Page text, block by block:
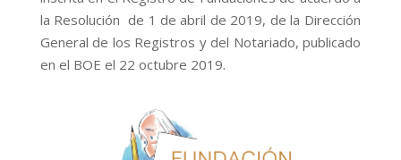
la Resolución de 1 de abril de 2019, de la Dirección
General de los Registros y del Notariado, publicado
en el BOE el 22 octubre 2019.